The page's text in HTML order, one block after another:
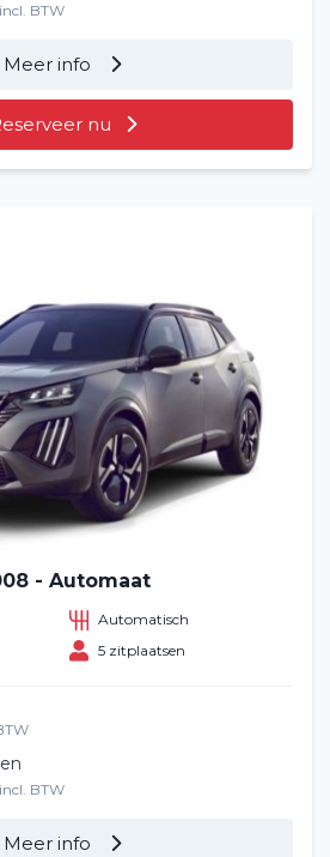
BTW
Meer info
nu
- Automaat
Automatisch
5 zitplaatsen
BTW
Meer info